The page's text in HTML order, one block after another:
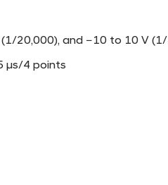
20,000), and −10 to 10 V
μs/4 points